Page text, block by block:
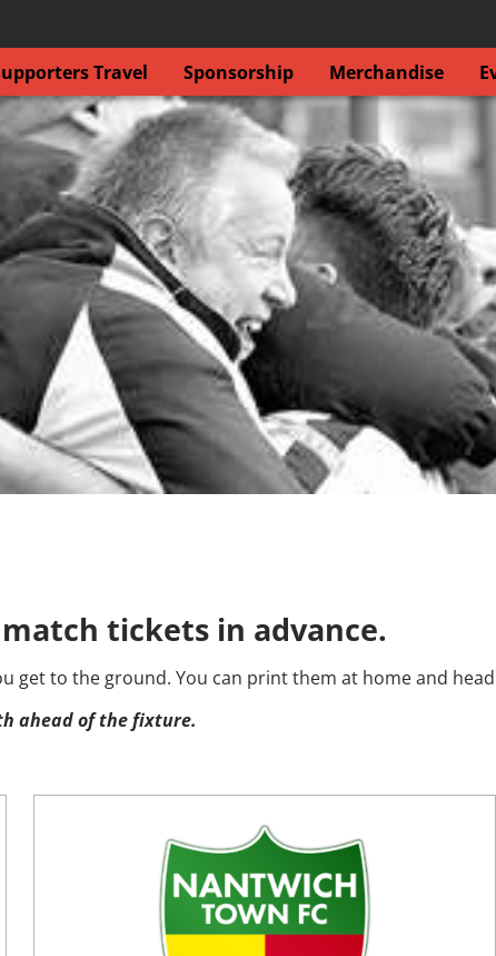
Travel Sponsorship Merchandise
tickets in advance.
get to the ground. You can print them at home and
ahead of the fixture.